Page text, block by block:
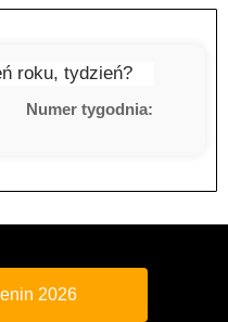
roku, tydzień?
Numer tygodnia:
2026